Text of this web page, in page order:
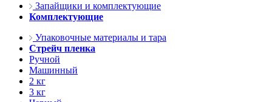
Запайщики и комплектующие
Комплектующие
Упаковочные материалы и тара
Стрейч пленка
Ручной
Машинный
2 кг
3 кг